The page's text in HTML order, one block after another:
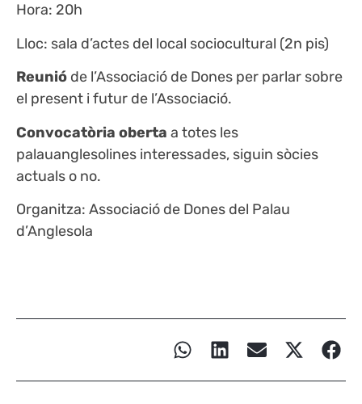
Hora: 20h
Lloc: sala d’actes del local sociocultural (2n pis)
Reunió de l’Associació de Dones per parlar sobre
el present i futur de l’Associació.
Convocatòria oberta a totes les
palauanglesolines interessades, siguin sòcies
actuals o no.
Organitza: Associació de Dones del Palau
d’Anglesola